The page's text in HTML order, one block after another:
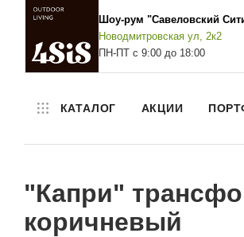
Шоу-рум "Савеловский
Новодмитровская ул, 2к2
ПН-ПТ с 9:00 до 18:00
КАТАЛОГ АКЦИИ
"Капри"
коричневый